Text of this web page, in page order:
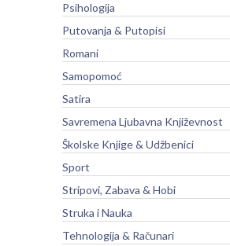
Psihologija
Putovanja & Putopisi
Romani
Samopomoć
Satira
Savremena Ljubavna Književnost
Školske Knjige & Udžbenici
Sport
Stripovi, Zabava & Hobi
Struka i Nauka
Tehnologija & Računari